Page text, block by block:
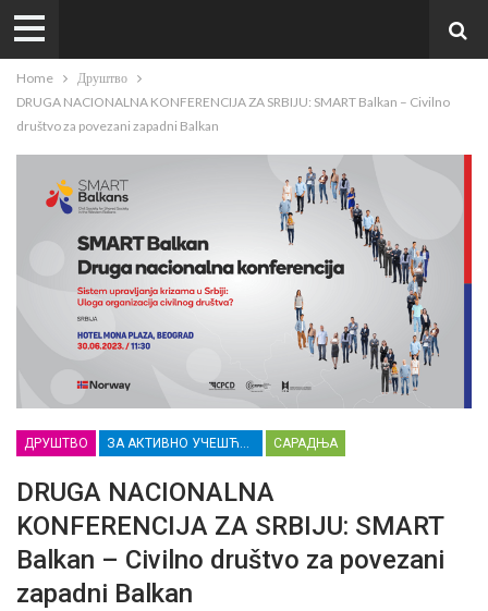
Home
Друштво
DRUGA NACIONALNA KONFERENCIJA ZA SRBIJU: SMART Balkan – Civilno
društvo za povezani zapadni Balkan
ДРУШТВО ЗА АКТИВНО УЧЕШЋЕ МЛАДИХ РАСИНСКОГ ОКРУГА САРАДЊА
DRUGA NACIONALNA
KONFERENCIJA ZA SRBIJU: SMART
Balkan – Civilno društvo za povezani
zapadni Balkan